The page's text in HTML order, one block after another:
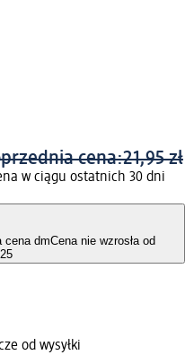
cena:21,95 zł
w ciągu ostatnich 30 dni
cena dmCena nie wzrosła od
od wysyłki